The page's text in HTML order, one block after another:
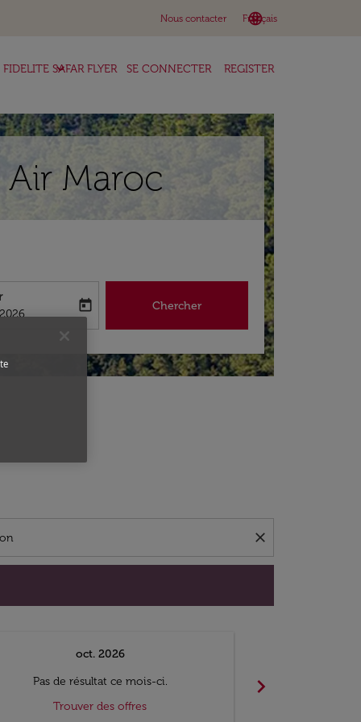
Nous contacter language
Français
keyboard_arrow_down
FIDELITE SAFAR FLYER
keyboard_arrow_down SE CONNECTER REGISTER
Maroc
return-date-aria-label
today Chercher
close
oct. 2026
Pas de résultat ce mois-ci.
Trouver des offres
chevron_right